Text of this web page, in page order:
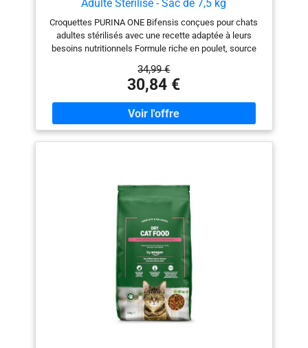
Adulte Stérilisé - Sac de 7,5 kg
Croquettes PURINA ONE Bifensis conçues pour chats
adultes stérilisés avec une recette adaptée à leurs
besoins nutritionnels Formule riche en poulet, source
la masse musculaire des chats stérilisés Contient des
Lactobacillus, micro-organismes fonctionnels
bénéfiques, qui soutiennent les défenses naturelles de
l'intérieur Inclut de la chicorée, un prébiotique, pour
nourrir les microflores intestinales et contribuer à un
microbiome équilibré Ratio protéines/matières grasses
34,99 €
30,84 €